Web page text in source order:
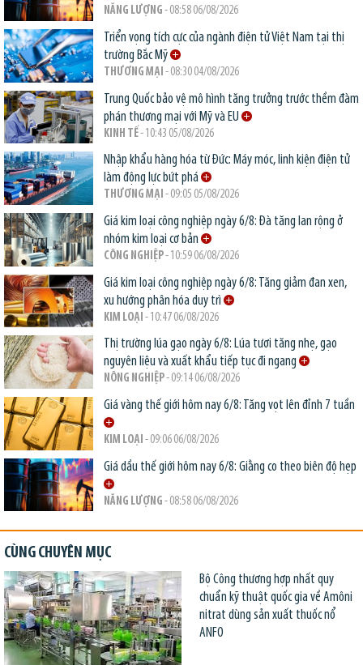
NĂNG LƯỢNG - 08:58 06/08/2026
Triển vọng tích cực của ngành điện tử Việt Nam tại thị
trường Bắc Mỹ
THƯƠNG MẠI - 08:30 04/08/2026
Trung Quốc bảo vệ mô hình tăng trưởng trước thềm đàm
phán thương mại với Mỹ và EU
KINH TẾ- 10:43 05/08/2026
Nhập khẩu hàng hóa từ Đức: Máy móc, linh kiện điện tử
làm động lực bứt phá
THƯƠNG MẠI - 09:05 05/08/2026
Giá kim loại công nghiệp ngày 6/8: Đà tăng lan rộng ở
nhóm kim loại cơ bản
CÔNG NGHIỆP- 10:59 06/08/2026
Giá kim loại công nghiệp ngày 6/8: Tăng giảm đan xen,
xu hướng phân hóa duy trì
KIM LOẠI - 10:47 06/08/2026
Thị trường lúa gạo ngày 6/8: Lúa tươi tăng nhẹ, gạo
nguyên liệu và xuất khẩu tiếp tục đi ngang
NÔNG NGHIỆP- 09:14 06/08/2026
Giá vàng thế giới hôm nay 6/8: Tăng vọt lên đỉnh 7 tuần
KIM LOẠI - 09:06 06/08/2026
Giá dầu thế giới hôm nay 6/8: Giằng co theo biên độ hẹp
NĂNG LƯỢNG - 08:58 06/08/2026
CÙNG CHUYÊN MỤC
Bộ Công thương hợp nhất quy
chuẩn kỹ thuật quốc gia về Amôni
nitrat dùng sản xuất thuốc nổ
ANFO